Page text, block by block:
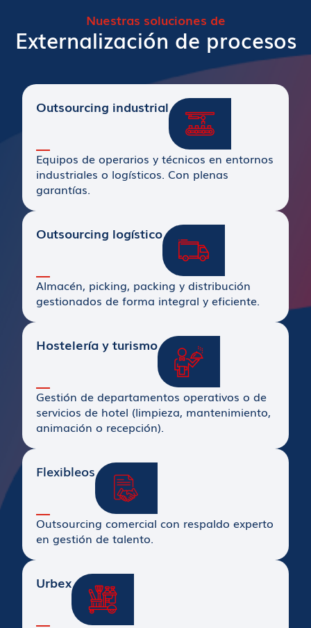
Nuestras soluciones de
Externalización de procesos
Outsourcing industrial
Equipos de operarios y técnicos en entornos
industriales o logísticos. Con plenas
garantías.
Outsourcing logístico
Almacén, picking, packing y distribución
gestionados de forma integral y eficiente.
Hostelería y turismo
Gestión de departamentos operativos o de
servicios de hotel (limpieza, mantenimiento,
animación o recepción).
Flexibleos
Outsourcing comercial con respaldo experto
en gestión de talento.
Urbex